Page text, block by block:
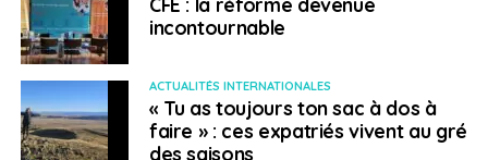
incontournable
ACTUALITÉS INTERNATIONALES
« Tu as toujours ton sac à dos à
faire » : ces expatriés vivent au gré
des saisons